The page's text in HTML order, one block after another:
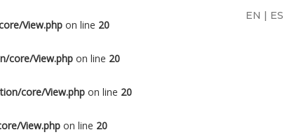
View.php on line 20
core/View.php on line 20
core/View.php on line 20
View.php on line 20
EN | ES